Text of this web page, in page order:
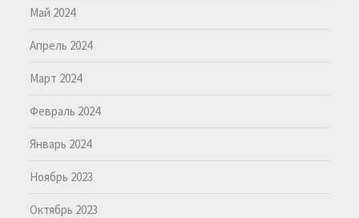
Май 2024
Апрель 2024
Март 2024
Февраль 2024
Январь 2024
Ноябрь 2023
Октябрь 2023